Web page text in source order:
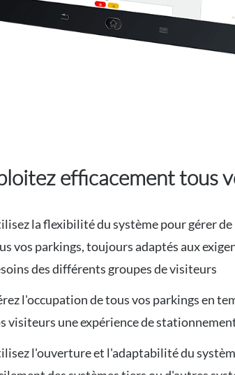
efficacement tous
la flexibilité du système pour gérer
vos parkings, toujours adaptés aux
des différents groupes de visiteurs
l'occupation de tous vos parkings en
visiteurs une expérience de
l'ouverture et l'adaptabilité du